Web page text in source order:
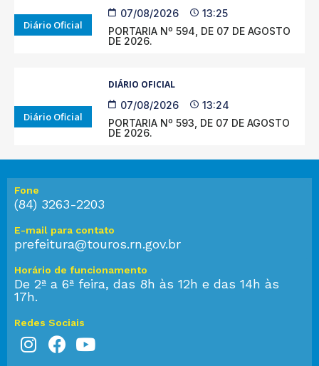
Diário Oficial
07/08/2026
13:25
PORTARIA Nº 594, DE 07 DE AGOSTO
DE 2026.
Diário Oficial
DIÁRIO OFICIAL
07/08/2026
13:24
PORTARIA Nº 593, DE 07 DE AGOSTO
DE 2026.
Fone
(84) 3263-2203
E-mail para contato
prefeitura@touros.rn.gov.br
Horário de funcionamento
De 2ª a 6ª feira, das 8h às 12h e das 14h às
17h.
Redes Sociais